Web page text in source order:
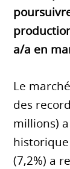
a/a en
Le
des
millions)
(7,2%) a